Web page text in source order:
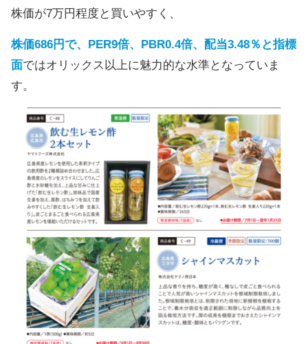
株価が7万円程度と買いやすく、
株価686円で、PER9倍、PBR0.4倍、配当3.48％と指標
面ではオリックス以上に魅力的な水準となっていま
す。